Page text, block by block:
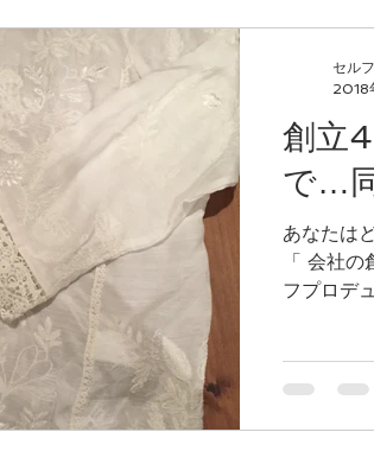
創立
で…
あなたはどうしますか
「 会社
フプロデュースサロ
セル
2018